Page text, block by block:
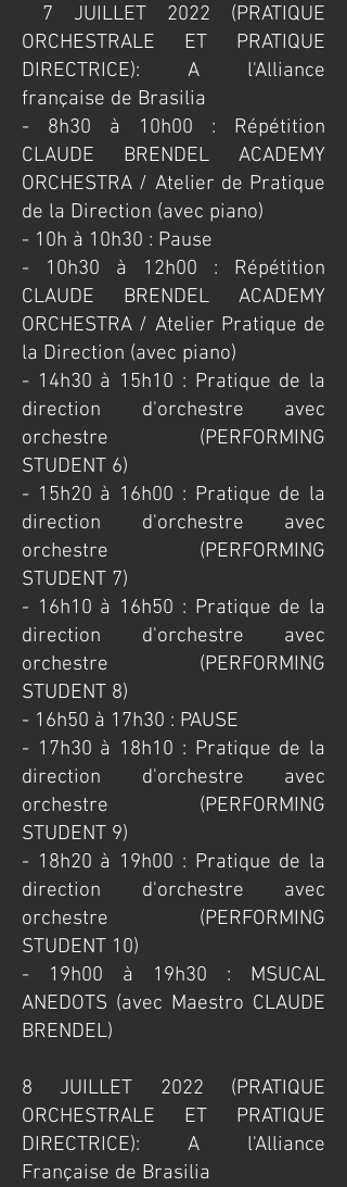
​ 7 JUILLET 2022 (PRATIQUE
ORCHESTRALE ET PRATIQUE
DIRECTRICE): A l'Alliance
française de Brasilia
​- 8h30 à 10h00 : Répétition
CLAUDE BRENDEL ACADEMY
ORCHESTRA / Atelier de Pratique
de la Direction (avec piano)
- 10h à 10h30 : Pause
- 10h30 à 12h00 : Répétition
CLAUDE BRENDEL ACADEMY
ORCHESTRA / Atelier Pratique de
la Direction (avec piano)
- 14h30 à 15h10 : Pratique de la
direction d'orchestre avec
orchestre (PERFORMING
STUDENT 6)
- 15h20 à 16h00 : Pratique de la
direction d'orchestre avec
orchestre (PERFORMING
STUDENT 7)
- 16h10 à 16h50 : Pratique de la
direction d'orchestre avec
orchestre (PERFORMING
STUDENT 8)
- 16h50 à 17h30 : PAUSE
- 17h30 à 18h10 : Pratique de la
direction d'orchestre avec
orchestre (PERFORMING
STUDENT 9)
- 18h20 à 19h00 : Pratique de la
direction d'orchestre avec
orchestre (PERFORMING
STUDENT 10)
- 19h00 à 19h30 : MSUCAL
ANEDOTS (avec Maestro CLAUDE
BRENDEL)
8 JUILLET 2022 (PRATIQUE
ORCHESTRALE ET PRATIQUE
DIRECTRICE): A l'Alliance
Française de Brasilia